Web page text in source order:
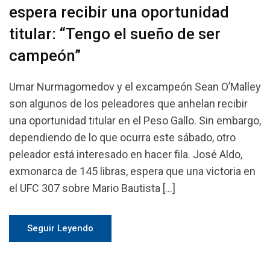
espera recibir una oportunidad
titular: “Tengo el sueño de ser
campeón”
Umar Nurmagomedov y el excampeón Sean O’Malley
son algunos de los peleadores que anhelan recibir
una oportunidad titular en el Peso Gallo. Sin embargo,
dependiendo de lo que ocurra este sábado, otro
peleador está interesado en hacer fila. José Aldo,
exmonarca de 145 libras, espera que una victoria en
el UFC 307 sobre Mario Bautista […]
Seguir Leyendo